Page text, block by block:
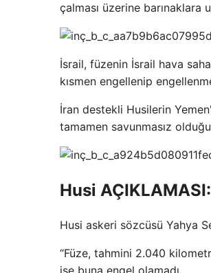
çalması üzerine barınaklara
İsrail, füzenin İsrail hava
kısmen engellenip
İran destekli Husilerin
tamamen savunmasız
Husi
Husi askeri sözcüsü Yahya
“Füze, tahmini 2.040